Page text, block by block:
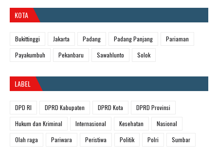
KOTA
Bukittinggi Jakarta Padang Padang Panjang
Pariaman
Payakumbuh
Pekanbaru Sawahlunto Solok
LABEL
DPD RI DPRD Kabupaten DPRD Kota
DPRD Provinsi
Hukum dan Kriminal
Internasional Kesehatan
Nasional
Olah raga
Pariwara Peristiwa Politik Polri Sumbar